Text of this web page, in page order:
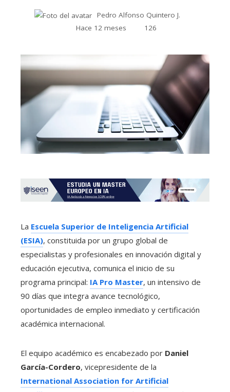
Pedro Alfonso Quintero J.
Hace 12 meses
126
La Escuela Superior de Inteligencia Artificial
(ESIA), constituida por un grupo global de
especialistas y profesionales en innovación digital y
educación ejecutiva, comunica el inicio de su
programa principal: IA Pro Master, un intensivo de
90 días que integra avance tecnológico,
oportunidades de empleo inmediato y certificación
académica internacional.
El equipo académico es encabezado por Daniel
García-Cordero, vicepresidente de la
International Association for Artificial